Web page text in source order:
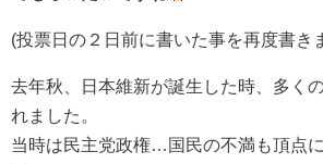
(投票日の２日前に書いた事を再度書
去年秋、日本維新が誕生した時、多く
れました。
当時は民主党政権…国民の不満も頂点